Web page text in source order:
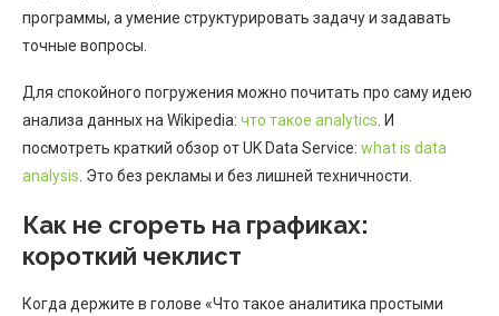
программы, а умение структурировать задачу и задавать
точные вопросы.
Для спокойного погружения можно почитать про саму идею
анализа данных на Wikipedia: что такое analytics . И
посмотреть краткий обзор от UK Data Service: what is data
analysis . Это без рекламы и без лишней техничности.
Как не сгореть на графиках:
короткий чеклист
Когда держите в голове «Что такое аналитика простыми